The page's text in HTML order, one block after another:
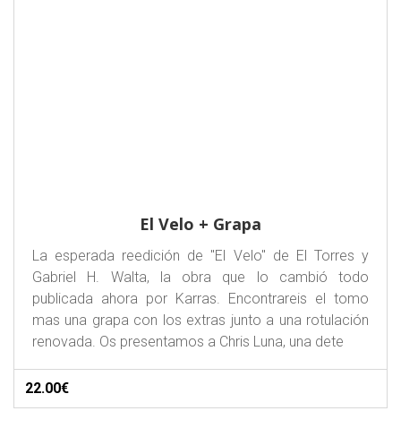
El Velo + Grapa
La esperada reedición de "El Velo" de El Torres y
Gabriel H. Walta, la obra que lo cambió todo
publicada ahora por Karras. Encontrareis el tomo
mas una grapa con los extras junto a una rotulación
renovada. Os presentamos a Chris Luna, una dete
22.00€